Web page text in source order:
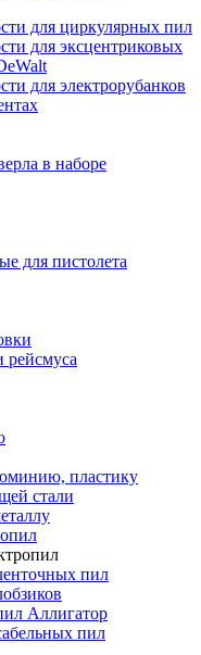
для циркулярных пил
для эксцентриковых
для электрорубанков
в наборе
для пистолета
рейсмуса
пластику
стали
пил
Аллигатор
пил